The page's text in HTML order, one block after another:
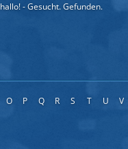
hallo! - Gesucht. Gefunden.
O P Q R S T U V